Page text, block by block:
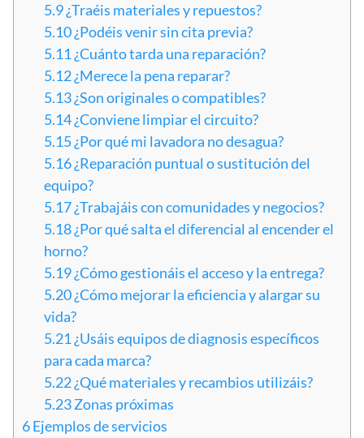
5.9¿Traéis materiales y repuestos?
5.10¿Podéis venir sin cita previa?
5.11 ¿Cuánto tarda una reparación?
5.12¿Merece la pena reparar?
5.13¿Son originales o compatibles?
5.14¿Conviene limpiar el circuito?
5.15¿Por qué mi lavadora no desagua?
5.16¿Reparación puntual o sustitución del
equipo?
5.17¿Trabajáis con comunidades y negocios?
5.18¿Por qué salta el diferencial al encender el
horno?
5.19¿Cómo gestionáis el acceso y la entrega?
5.20¿Cómo mejorar la eficiencia y alargar su
vida?
5.21 ¿Usáis equipos de diagnosis específicos
para cada marca?
5.22¿Qué materiales y recambios utilizáis?
5.23Zonas próximas
6Ejemplos de servicios